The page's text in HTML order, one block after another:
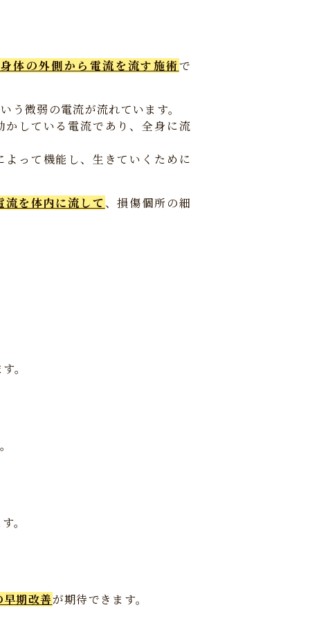
体の外側から電流を流す施術で
う微弱の電流が流れています。
している電流であり、全身に流
って機能し、生きていくために
流を体内に流して、損傷個所の細
。
。
期改善が期待できます。